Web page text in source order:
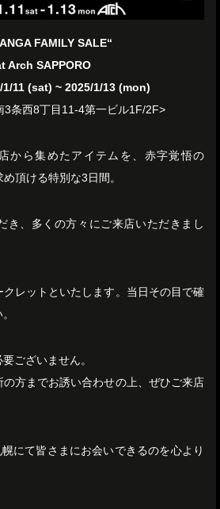
FAMILY SALE“
Arch SAPPORO
1/11 (sat) ~ 2025/1/13 (mon)
3条西8丁目11-4第一ビル1F/2F>
から集めたアイテムを、赤字覚悟の
頂ける特別な3日間。
き、多くの方々にご来店いただきまし
レットといたします。当日その目で確
ございません。
方までお誘い合わせの上、ぜひご来店
にて皆さまにお会いできるのを心より